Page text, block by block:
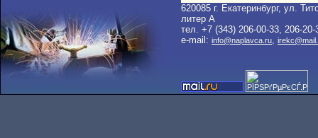
620085 г. Екатеринбург, ул.
литер A
тел. +7 (343) 206-00-33, 206-20-
e-mail: info@naplavca.ru,